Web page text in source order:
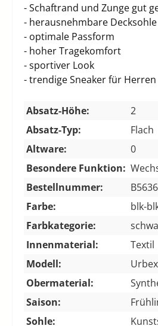
- Schaftrand und Zunge gut
- herausnehmbare Decksohle
- optimale Passform
- hoher Tragekomfort
- sportiver Look
- trendige Sneaker für Herren
Absatz-Höhe:
2
Absatz-Typ:
Flach
Altware:
0
Besondere Funktion:
Bestellnummer:
Farbe:
blk-
Farbkategorie:
Innenmaterial:
Textil
Modell:
Urbex
Obermaterial:
Saison:
Sohle: